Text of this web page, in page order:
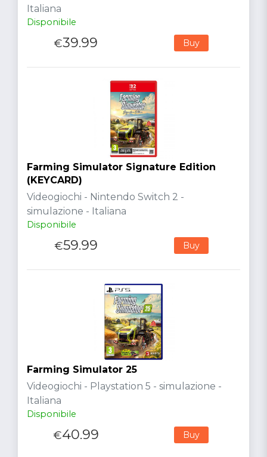
Italiana
Disponibile
€39.99 Buy
Farming Simulator Signature Edition
(KEYCARD)
Videogiochi - Nintendo Switch 2 -
simulazione - Italiana
Disponibile
€59.99 Buy
Farming Simulator 25
Videogiochi - Playstation 5 - simulazione -
Italiana
Disponibile
€40.99 Buy